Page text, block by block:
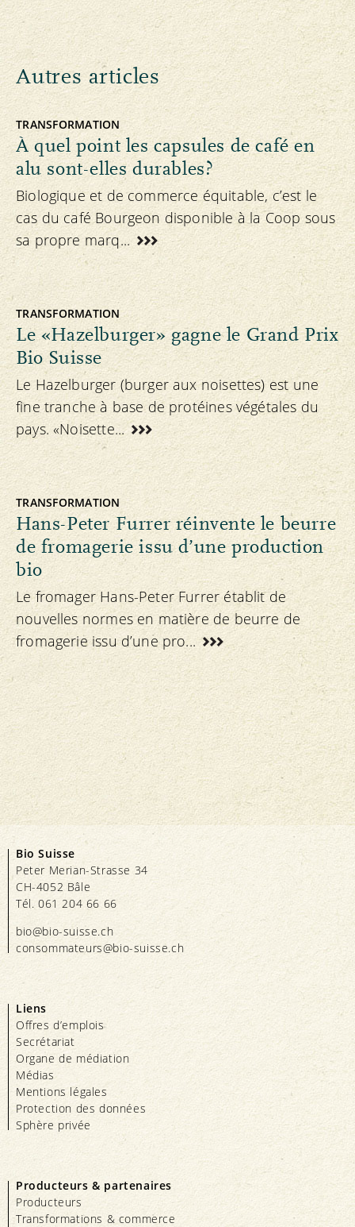
Autres articles
TRANSFORMATION
À quel point les capsules de café en
alu sont-elles durables?
Biologique et de commerce équitable, c’est le
cas du café Bourgeon disponible à la Coop sous
sa propre marq...
TRANSFORMATION
Le «Hazelburger» gagne le Grand Prix
Bio Suisse
Le Hazelburger (burger aux noisettes) est une
fine tranche à base de protéines végétales du
pays. «Noisette...
TRANSFORMATION
Hans-Peter Furrer réinvente le beurre
de fromagerie issu d’une production
bio
Le fromager Hans-Peter Furrer établit de
nouvelles normes en matière de beurre de
fromagerie issu d’une pro...
Bio Suisse
Peter Merian-Strasse 34
CH-4052 Bâle
Tél. 061 204 66 66
bio@bio-suisse.ch
consommateurs@bio-suisse.ch
Liens
Offres d’emplois
Secrétariat
Organe de médiation
Médias
Mentions légales
Protection des données
Sphère privée
Producteurs & partenaires
Producteurs
Transformations & commerce